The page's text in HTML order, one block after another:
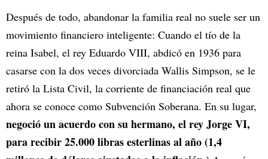
Después de todo, abandonar la familia real no suele ser un
movimiento financiero inteligente: Cuando el tío de la
reina Isabel, el rey Eduardo VIII, abdicó en 1936 para
casarse con la dos veces divorciada Wallis Simpson, se le
retiró la Lista Civil, la corriente de financiación real que
ahora se conoce como Subvención Soberana. En su lugar,
negoció un acuerdo con su hermano, el rey Jorge VI,
para recibir 25.000 libras esterlinas al año (1,4